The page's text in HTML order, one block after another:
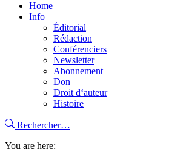
Home
Info
Éditorial
Rédaction
Conférenciers
Newsletter
Abonnement
Don
Droit d‘auteur
Histoire
Rechercher…
You are here: